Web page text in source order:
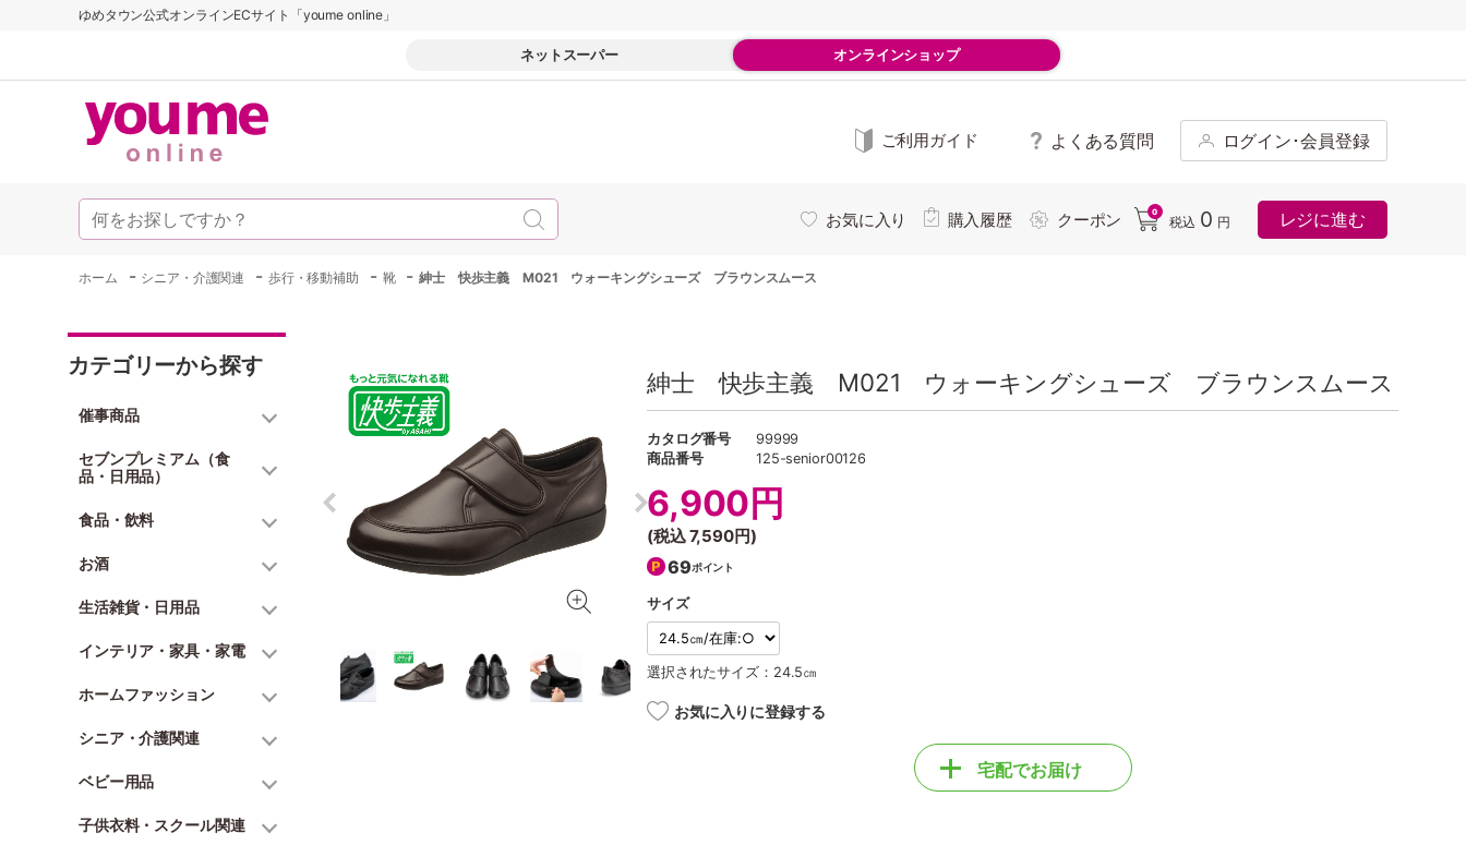
ゆめタウン公式オンラインECサイト「youme online」
ネットスーパー オンラインショップ
ご利用ガイド よくある質問 ログイン･会員登録
お気に入り 購入履歴 クーポン 0
税込 0 円 レジに進む
ホーム - シニア・介護関連 - 歩行・移動補助 - 靴 -紳士 快歩主義 M021 ウォーキングシューズ ブラウンスムース
カテゴリーから探す
催事商品
セブンプレミアム（食
品・日用品）
食品・飲料
お酒
生活雑貨・日用品
インテリア・家具・家電
ホームファッション
シニア・介護関連
ベビー用品
子供衣料・スクール関連
紳士 快歩主義 M021 ウォーキングシューズ ブラウンスムース
カタログ番号
99999
商品番号
125-senior00126
6,900円
(税込7,590円)
69ポイント
サイズ
選択されたサイズ：24.5㎝
お気に入りに登録する
宅配でお届け